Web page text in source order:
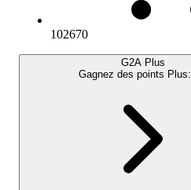
102670
G2A Plus
Gagnez des points Plus: